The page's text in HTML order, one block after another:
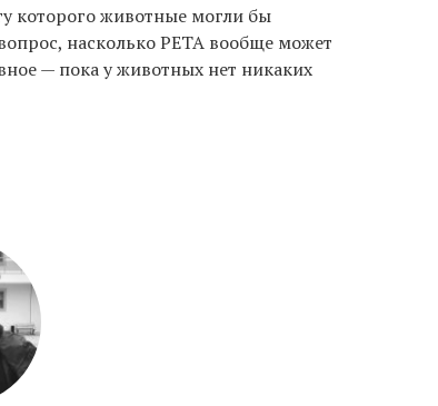
которого животные могли бы
насколько PETA вообще может
— пока у животных нет никаких